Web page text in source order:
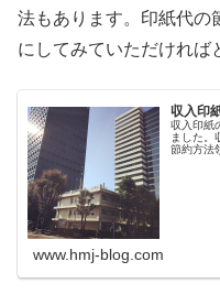
法もあります。印紙代の
にしてみていただければ
収入印
収入印紙
ました。
節約方法
www.hmj-blog.com